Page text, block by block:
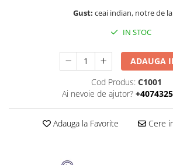
Gust: ceai indian, notre de
IN STOC
ADAUGA
Cod Produs: C1001
Ai nevoie de ajutor?
Adauga la Favorite Cere